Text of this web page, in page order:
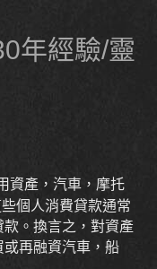
年經驗/靈
資產，汽車，摩托
個人消費貸款通常
。換言之，對資產
再融資汽車，船